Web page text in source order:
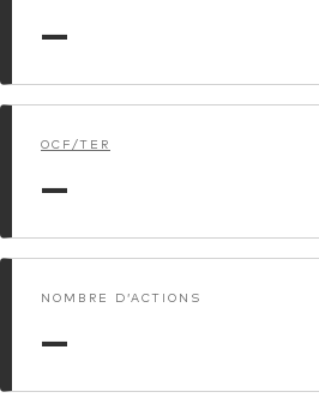
Actions
ESG
ETFs
Fonds indiciels
—
OCF/TER
—
NOMBRE D’ACTIONS
—